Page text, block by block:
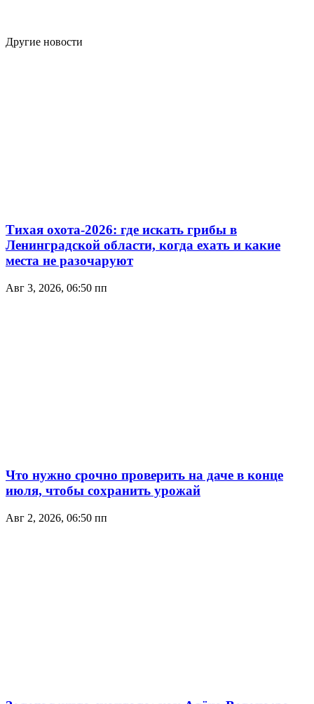
Другие новости
Тихая охота-2026: где искать грибы в
Ленинградской области, когда ехать и какие
места не разочаруют
Авг 3, 2026, 06:50 пп
Что нужно срочно проверить на даче в конце
июля, чтобы сохранить урожай
Авг 2, 2026, 06:50 пп